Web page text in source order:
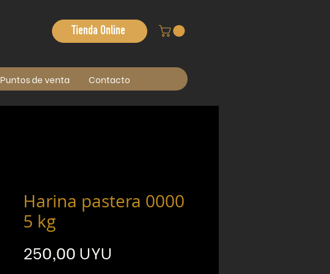
Tienda Online
Puntos de venta Contacto
Harina pastera 0000
5 kg
250,00 UYU